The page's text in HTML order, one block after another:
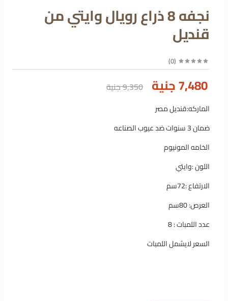
نجفه 8 ذراع رويال وايتي من
قنديل
(
0
)
7,480 جنية 9,350 جنية
الماركه:قنديل مصر
ضمان 3 سنوات ضد عيوب الصناعه
الخامه المونيوم
اللون :وايتي
الارتفاع :72سم
العرص: 80سم
عدد اللمبات : 8
السعر لايشمل اللمبات